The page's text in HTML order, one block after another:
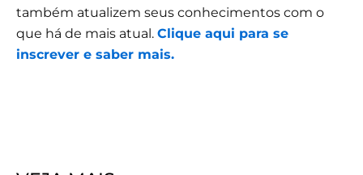
também atualizem seus conhecimentos com o
que há de mais atual. Clique aqui para se
inscrever e saber mais.